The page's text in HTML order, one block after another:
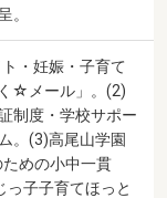
。
・妊娠・子育て
☆メール」。(2)
制度・学校サポー
。(3)高尾山学園
めの小中一貫
子子育てほっと